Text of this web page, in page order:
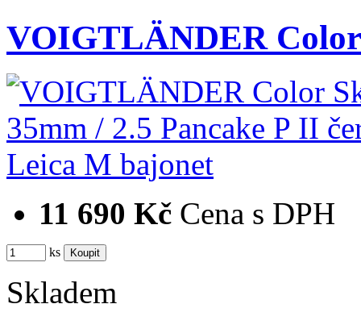
VOIGTLÄNDER
11 690 Kč Cena s DPH
ks
Skladem